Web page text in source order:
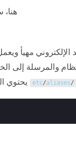
الإلكتروني مهيأ
والمرسلة إلى
/
etc/aliases يحتوي